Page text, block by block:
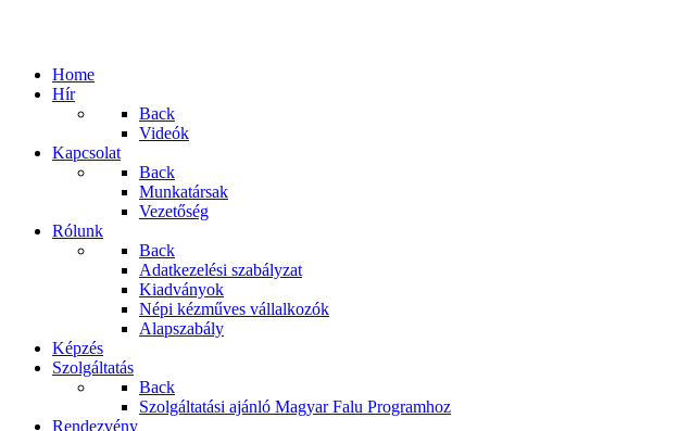
Home
Hír
Back
Videók
Kapcsolat
Back
Munkatársak
Vezetőség
Rólunk
Back
Adatkezelési szabályzat
Kiadványok
Népi kézműves vállalkozók
Alapszabály
Képzés
Szolgáltatás
Back
Szolgáltatási ajánló Magyar Falu Programhoz
Rendezvény